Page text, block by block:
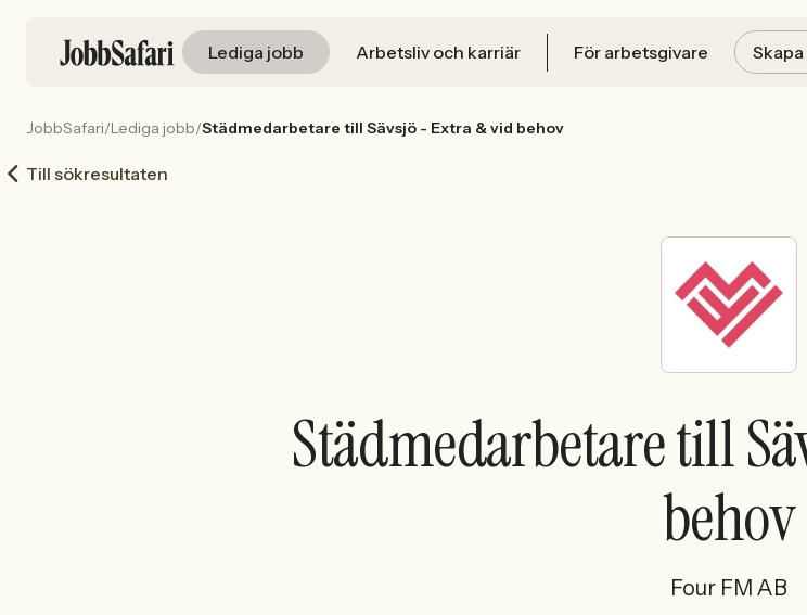
Lediga jobb Arbetsliv och karriär För arbetsgivare
JobbSafari/Lediga jobb/Städmedarbetare till Sävsjö - Extra & vid behov
Till sökresultaten
Städmedarbetare till
behov
Four FM AB